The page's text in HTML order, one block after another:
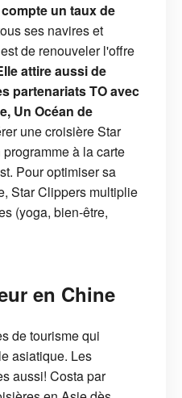
un taux de
ses navires et
de renouveler l'offre
attire aussi de
partenariats TO avec
Un Océan de
une croisière Star
à la carte
Pour optimiser sa
Star Clippers multiplie
(yoga, bien-être,
en Chine
de tourisme qui
asiatique. Les
aussi! Costa par